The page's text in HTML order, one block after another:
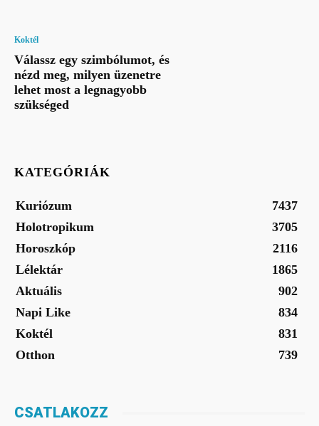
Koktél
Válassz egy szimbólumot, és
nézd meg, milyen üzenetre
lehet most a legnagyobb
szükséged
KATEGÓRIÁK
Kuriózum
7437
Holotropikum
3705
Horoszkóp
2116
Lélektár
1865
Aktuális
902
Napi Like
834
Koktél
831
Otthon
739
CSATLAKOZZ